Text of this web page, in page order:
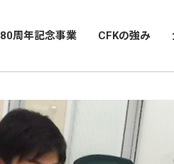
80周年記念事業 CFKの強み